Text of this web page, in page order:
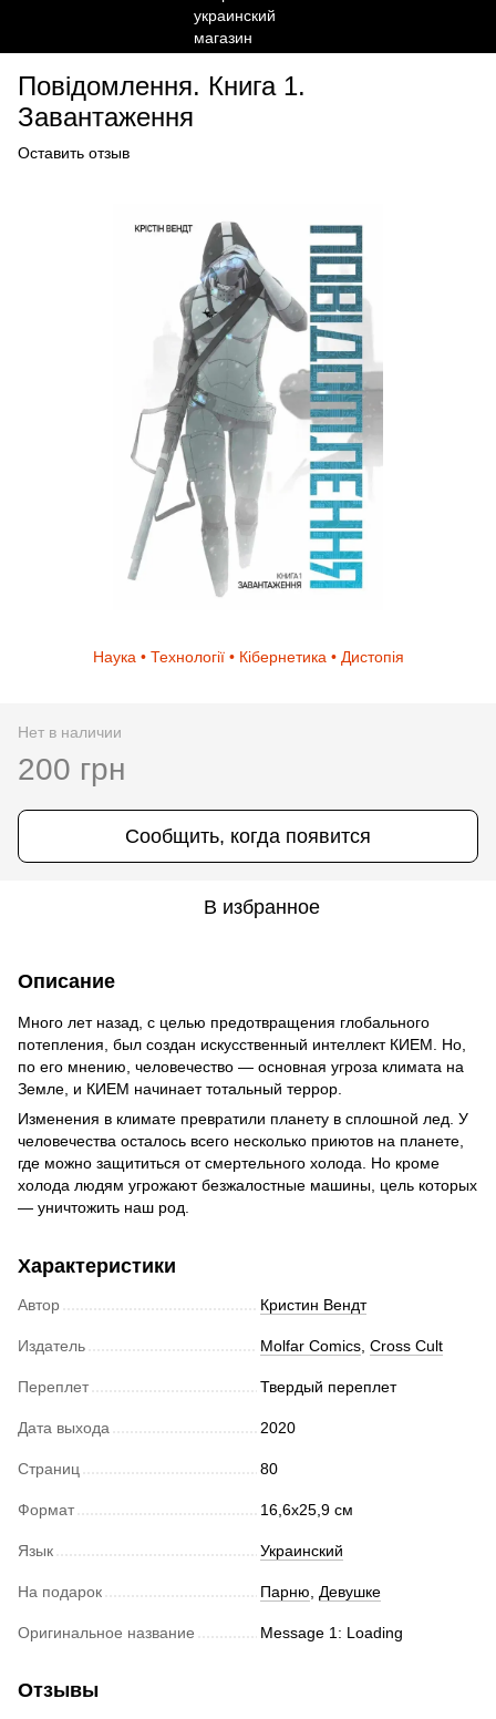
Повідомлення. Книга 1.
Завантаження
Оставить отзыв
Наука • Технології • Кібернетика • Дистопія
Нет в наличии
200 грн
Сообщить, когда появится
В избранное
Описание
Много лет назад, с целью предотвращения глобального
потепления, был создан искусственный интеллект КИЕМ. Но,
по его мнению, человечество — основная угроза климата на
Земле, и КИЕМ начинает тотальный террор.
Изменения в климате превратили планету в сплошной лед. У
человечества осталось всего несколько приютов на планете,
где можно защититься от смертельного холода. Но кроме
холода людям угрожают безжалостные машины, цель которых
— уничтожить наш род.
Характеристики
Автор Кристин Вендт
Издатель Molfar Comics, Cross Cult
Переплет Твердый переплет
Дата выхода 2020
Страниц 80
Формат 16,6х25,9 см
Язык Украинский
На подарок Парню, Девушке
Оригинальное название Message 1: Loading
Отзывы